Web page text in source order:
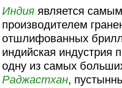
Индия является
производителем
отшлифованных
индийская индустрия
одну из самых
Раджастхан,